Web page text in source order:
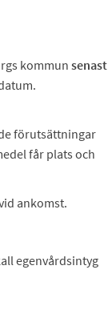
kommun senast
förutsättningar
får plats och
ankomst.
egenvårdsintyg